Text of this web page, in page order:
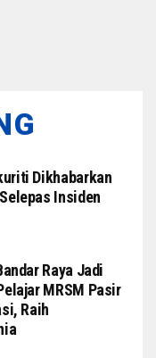
Dikhabarkan
Insiden
Raya Jadi
MRSM Pasir
Raih